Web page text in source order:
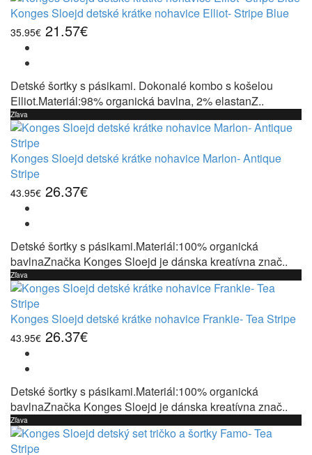
Konges Sloejd detské krátke nohavice Elliot- Stripe Blue
35.95€ 21.57€
Detské šortky s pásikami. Dokonalé kombo s košelou
Elliot.Materiál:98% organická bavlna, 2% elastanZ..
Zľava
Konges Sloejd detské krátke nohavice Marlon- Antique
Stripe
43.95€ 26.37€
Detské šortky s pásikami.Materiál:100% organická
bavlnaZnačka Konges Sloejd je dánska kreatívna znač..
Zľava
Konges Sloejd detské krátke nohavice Frankie- Tea Stripe
43.95€ 26.37€
Detské šortky s pásikami.Materiál:100% organická
bavlnaZnačka Konges Sloejd je dánska kreatívna znač..
Zľava